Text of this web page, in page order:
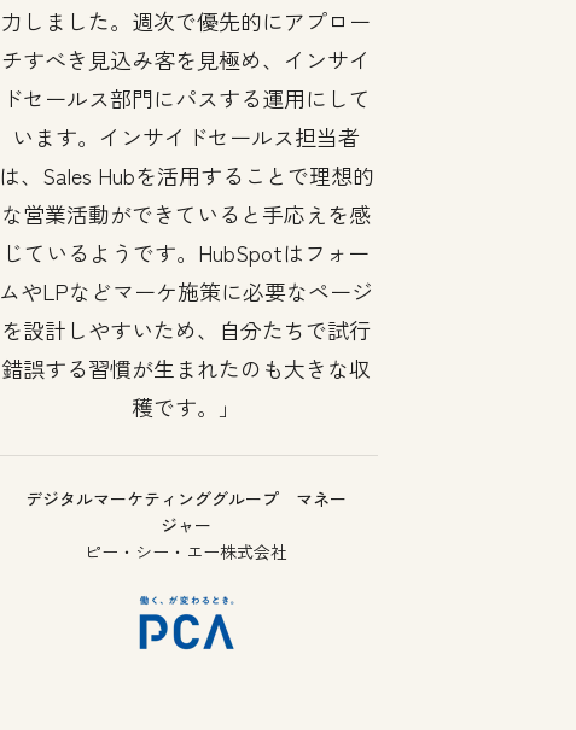
力しました。週次で優先的にアプロー
チすべき見込み客を見極め、インサイ
ドセールス部門にパスする運用にして
います。インサイドセールス担当者
は、Sales Hubを活用することで理想的
な営業活動ができていると手応えを感
じているようです。HubSpotはフォー
ムやLPなどマーケ施策に必要なページ
を設計しやすいため、自分たちで試行
錯誤する習慣が生まれたのも大きな収
穫です。
デジタルマーケティンググループ マネー
ジャー
ピー・シー・エー株式会社